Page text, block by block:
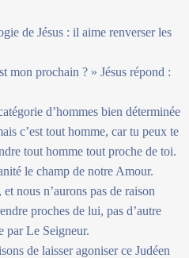
de Jésus : il aime renverser les
mon prochain ? » Jésus répond :
d’hommes bien déterminée
c’est tout homme, car tu peux te
tout homme tout proche de toi.
le champ de notre Amour.
nous n’aurons pas de raison
proches de lui, pas d’autre
par Le Seigneur.
de laisser agoniser ce Judéen